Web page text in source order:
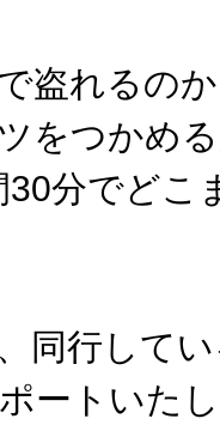
盗れるの
をつかめ
30分でどこ
同行して
ートいた